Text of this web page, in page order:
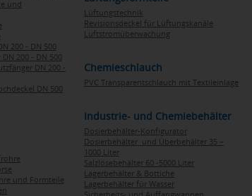
und
200 - DN 500
200 - DN 500
DN 200 -
DN 500
und Formteile
Lüftungstechnik
Revisionsdeckel für Lüftungskanäle
Luftstromüberwachung
Chemieschlauch
PVC Transparentschlauch mit Textileinlage
Industrie- und Chemiebehälter
Dosierbehälter-Konfigurator
Dosierbehälter und Überbehälter 35 –
1000 Liter
Salzlösebehälter 60 -5000 Liter
Lagerbehälter & Bottiche
Lagerbehälter für Wasser